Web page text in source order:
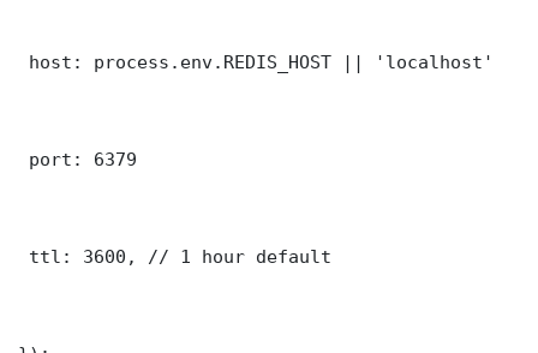
host: process.env.REDIS_HOST || 'localhost'
port: 6379
ttl: 3600, // 1 hour default